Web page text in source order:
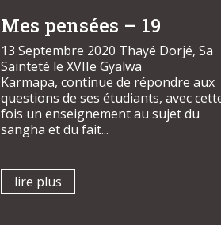
Mes pensées – 19
13 Septembre 2020 Thayé Dorjé, Sa
Sainteté le XVIIe Gyalwa
Karmapa, continue de répondre aux
questions de ses étudiants, avec
fois un enseignement au sujet du
sangha et du fait...
lire plus